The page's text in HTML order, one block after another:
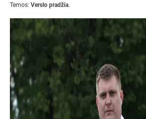
Temos: Verslo pradžia.